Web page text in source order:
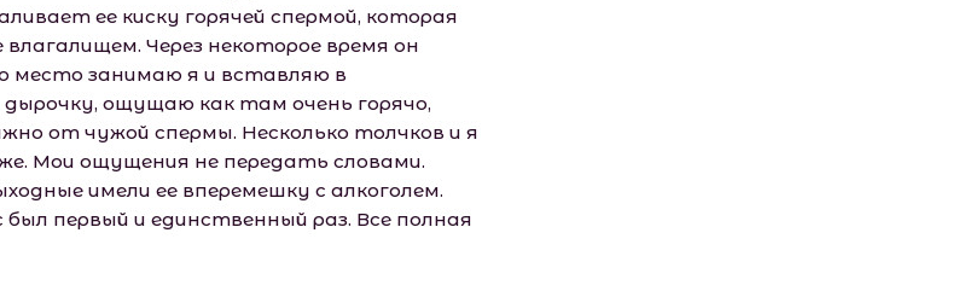
ее киску горячей спермой, которая
Через некоторое время он
место занимаю я и вставляю в
ощущаю как там очень горячо,
от чужой спермы. Несколько толчков и я
Мои ощущения не передать словами.
имели ее вперемешку с алкоголем.
первый и единственный раз. Все полная